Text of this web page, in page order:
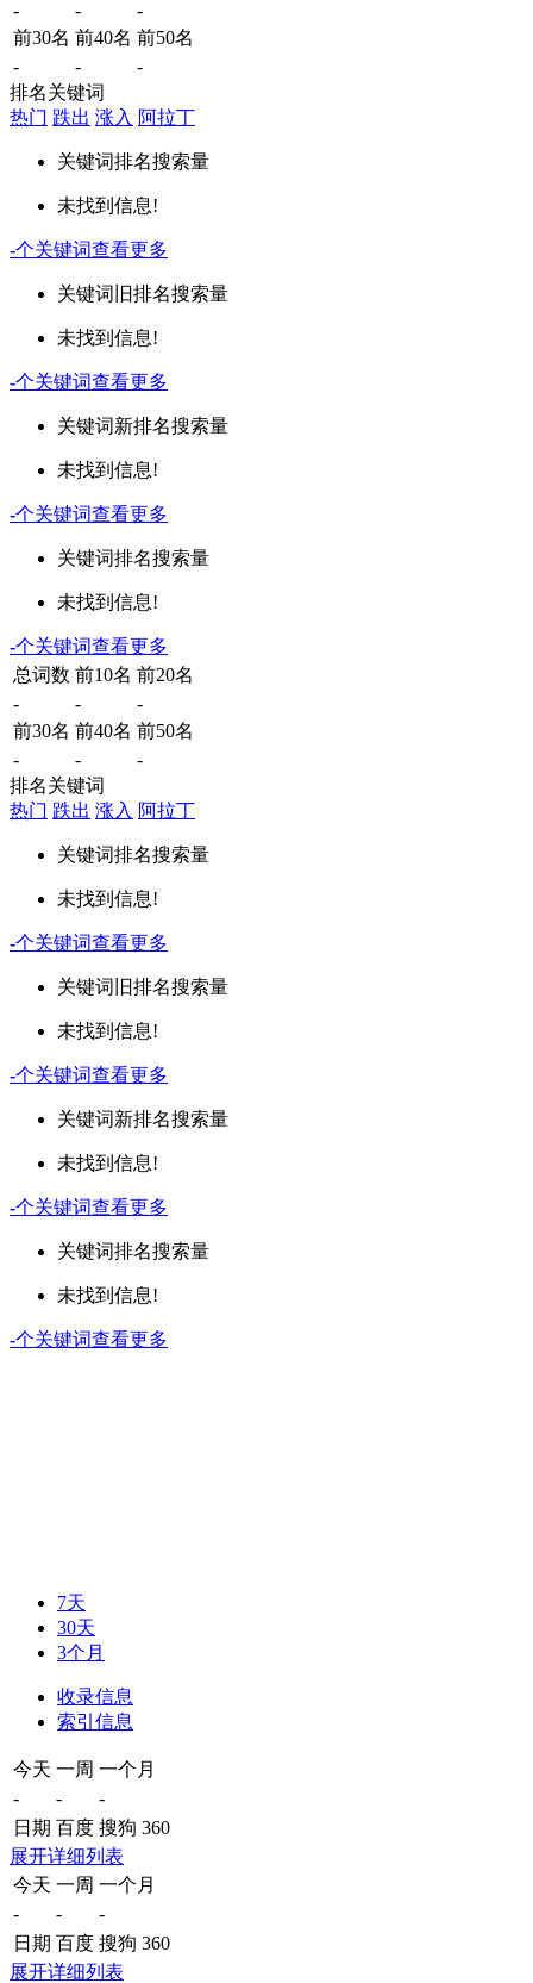
- -
-
前30名 前40名 前50名
-
-
-
排名关键词
热门 跌出 涨入 阿拉丁
关键词排名搜索量
未找到信息!
-个关键词查看更多
关键词 旧排名搜索量
未找到信息!
-个关键词查看更多
关键词新排名搜索量
未找到信息!
-个关键词查看更多
关键词排名搜索量
未找到信息!
-个关键词查看更多
总词数 前10名 前20名
-
-
-
前30名 前40名 前50名
-
-
-
排名关键词
热门 跌出 涨入 阿拉丁
关键词排名搜索量
未找到信息!
-个关键词查看更多
关键词 旧排名搜索量
未找到信息!
-个关键词查看更多
关键词新排名搜索量
未找到信息!
-个关键词查看更多
关键词排名搜索量
未找到信息!
-个关键词查看更多
7天
30天
3个月
收录信息
索引信息
今天 一周 一个月
-
-
-
日期 百度 搜狗 360
展开详细列表
今天 一周 一个月
-
-
-
日期 百度 搜狗 360
展开详细列表